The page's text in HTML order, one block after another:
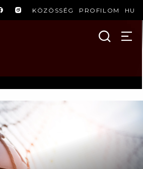
KÖZÖSSÉG PROFILOM HU